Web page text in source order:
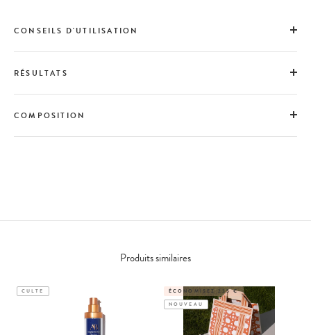
CONSEILS D'UTILISATION
RÉSULTATS
COMPOSITION
Produits similaires
CULTE
ÉCONOMISEZ 235 €
NOUVEAU